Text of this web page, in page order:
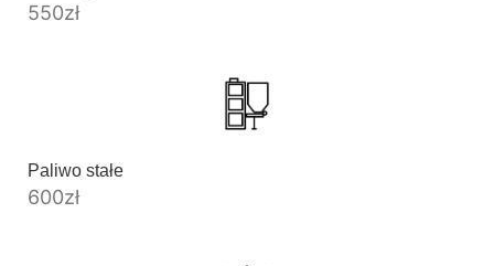
550zł
Paliwo stałe
600zł